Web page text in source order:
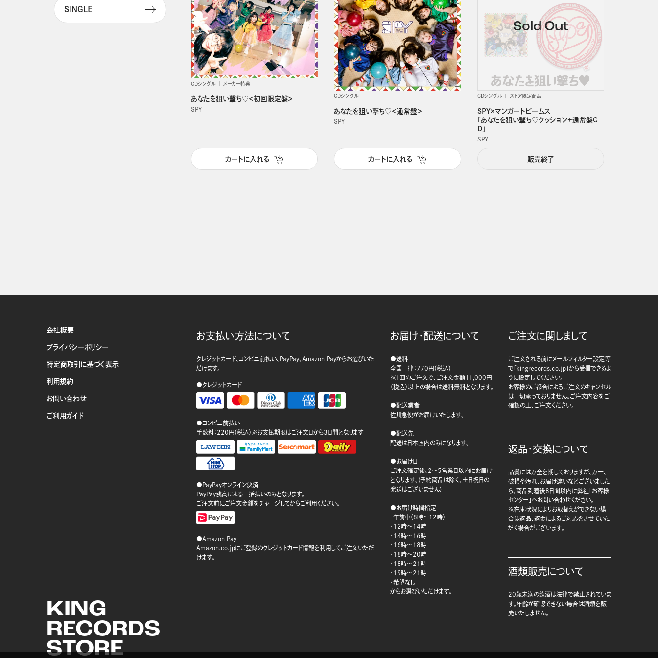
SINGLE
CDシングル メーカー特典
あなたを狙い撃ち♡＜初回限定盤＞
SPY
カートに入れる
CDシングル
あなたを狙い撃ち♡＜通常盤＞
SPY
カートに入れる
CDシングル ストア限定商品
SPY×マンガートビームス
「あなたを狙い撃ち♡クッション+通常盤C
D」
SPY
販売終了
会社概要
プライバシーポリシー
特定商取引に基づく表示
利用規約
お問い合わせ
ご利用ガイド
KING
RECORDS
STORE
お支払い方法について
クレジットカード、コンビニ前払い、PayPay、Amazon Payからお選びいた
だけます。
●クレジットカード
●コンビニ前払い
手数料：220円（税込）※お支払期限はご注文日から3日間となります
●PayPayオンライン決済
PayPay残高による一括払いのみとなります。
ご注文前にご注文金額をチャージしてからご利用ください。
●Amazon Pay
Amazon.co.jpにご登録のクレジットカード情報を利用してご注文いただ
けます。
お届け・配送について
●送料
全国一律：770円（税込）
※1回のご注文で、ご注文金額11,000円
（税込）以上の場合は送料無料となります。
●配送業者
佐川急便がお届けいたします。
●配送先
配送は日本国内のみになります。
●お届け日
ご注文確定後、2～5営業日以内にお届け
となります。(予約商品は除く、土日祝日の
発送はございません)
●お届け時間指定
・午前中（8時～12時）
・12時～14時
・14時～16時
・16時～18時
・18時～20時
・18時～21時
・19時～21時
・希望なし
からお選びいただけます。
ご注文に関しまして
ご注文される前にメールフィルター設定等
で「kingrecords.co.jp」から受信できるよ
うに設定してください。
お客様のご都合によるご注文のキャンセル
は一切承っておりません。ご注文内容をご
確認の上、ご注文ください。
返品・交換について
品質には万全を期しておりますが、万一、
破損や汚れ、お届け違いなどございました
ら、商品到着後8日間以内に弊社「お客様
センター」へお問い合わせください。
※在庫状況によりお取替えができない場
合は返品、返金によるご対応をさせていた
だく場合がございます。
酒類販売について
20歳未満の飲酒は法律で禁止されていま
す。年齢が確認できない場合は酒類を販
売いたしません。